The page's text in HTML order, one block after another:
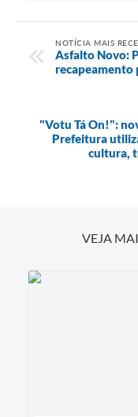
NOTÍCIA MAIS
Asfalto Novo:
recapeamento
"Votu Tá On!":
Prefeitura
cultura,
VEJA